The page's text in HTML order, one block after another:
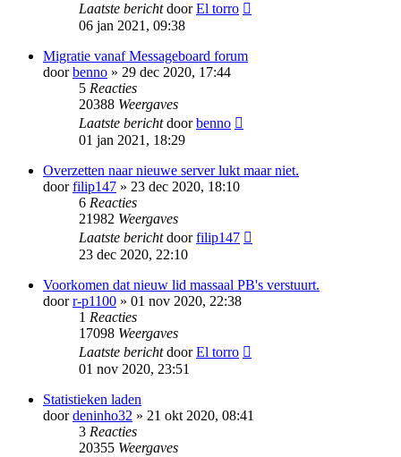
Laatste berichtdoorEl torro
06 jan 2021, 09:38
Migratie vanaf Messageboard forum
doorbenno » 29 dec 2020, 17:44
5 Reacties
20388 Weergaves
Laatste berichtdoorbenno
01 jan 2021, 18:29
Overzetten naar nieuwe server lukt maar niet.
doorfilip147 » 23 dec 2020, 18:10
6 Reacties
21982 Weergaves
Laatste berichtdoorfilip147
23 dec 2020, 22:10
Voorkomen dat nieuw lid massaal PB's verstuurt.
doorr-p1100 » 01 nov 2020, 22:38
1 Reacties
17098 Weergaves
Laatste berichtdoorEl torro
01 nov 2020, 23:51
Statistieken laden
doordeninho32 » 21 okt 2020, 08:41
3 Reacties
20355 Weergaves